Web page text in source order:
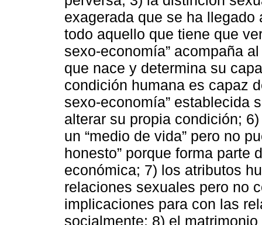
exagerada que se ha
todo aquello que tiene que
sexo-economía” acompaña
que nace y determina su
condición humana es capaz
sexo-economía” establecida
alterar su propia condición;
un “medio de vida” pero no
honesto” porque forma parte
económica; 7) los atributos
relaciones sexuales pero no
implicaciones para con las
socialmente; 8) el